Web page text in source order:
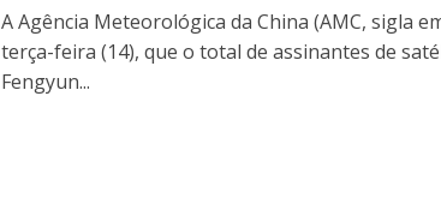
A Agência Meteorológica da China (AMC, sigla
terça-feira (14), que o total de assinantes de
Fengyun...